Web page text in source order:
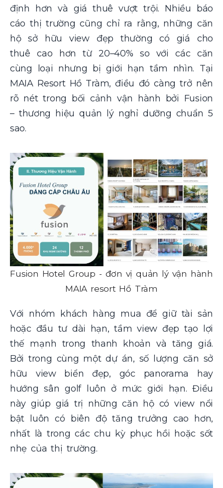
định hơn và giá thuê vượt trội. Nhiều báo
cáo thị trường cũng chỉ ra rằng, những căn
hộ sở hữu view đẹp thường có giá cho
thuê cao hơn từ 20–40% so với các căn
cùng loại nhưng bị giới hạn tầm nhìn. Tại
MAIA Resort Hồ Tràm, điều đó càng trở nên
rõ nét trong bối cảnh vận hành bởi Fusion
– thương hiệu quản lý nghỉ dưỡng chuẩn 5
sao.
Fusion Hotel Group - đơn vị quản lý vận hành
MAIA resort Hồ Tràm
Với nhóm khách hàng mua để giữ tài sản
hoặc đầu tư dài hạn, tầm view đẹp tạo lợi
thế mạnh trong thanh khoản và tăng giá.
Bởi trong cùng một dự án, số lượng căn sở
hữu view biển đẹp, góc panorama hay
hướng sân golf luôn ở mức giới hạn. Điều
này giúp giá trị những căn hộ có view nổi
bật luôn có biên độ tăng trưởng cao hơn,
nhất là trong các chu kỳ phục hồi hoặc sốt
nhẹ của thị trường.